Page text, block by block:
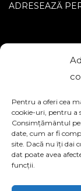
Pentru a oferi cea
cookie-uri, pentru a
Consimțământul
date, cum ar fi
site. Dacă nu îți dai
dat poate avea
funcții.
ADRESEAZĂ